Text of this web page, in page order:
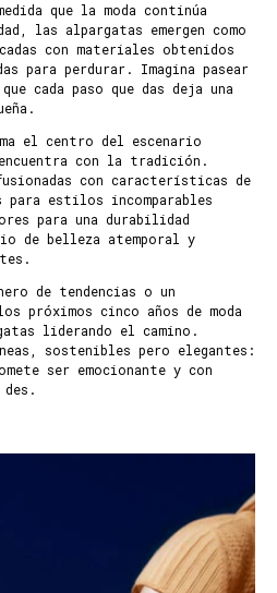
que la moda continúa
las alpargatas emergen como
con materiales obtenidos
para perdurar. Imagina pasear
cada paso que das deja una
el centro del escenario
con la tradición.
con características de
para estilos incomparables
para una durabilidad
de belleza atemporal y
de tendencias o un
próximos cinco años de moda
liderando el camino.
sostenibles pero elegantes:
ser emocionante y con